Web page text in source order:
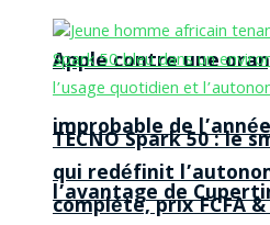
Apple contre une
improbable de
l’avantage de
TECNO Spark 50 : le
qui redéfinit
complète, prix FCFA